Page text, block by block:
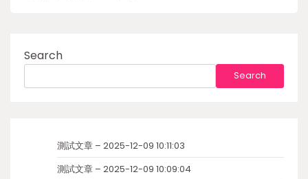
Search
Search
測試文章 – 2025-12-09 10:11:03
測試文章 – 2025-12-09 10:09:04